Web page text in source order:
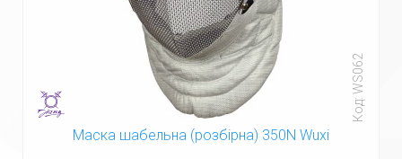
Код: WS062
Маска шабельна (розбірна) 350N Wuxi